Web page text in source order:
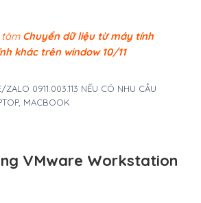
tâm Chuyển dữ liệu từ máy tính
khác trên window 10/11
ZALO 0911.003.113 NẾU CÓ NHU CẦU
MACBOOK
VMware Workstation